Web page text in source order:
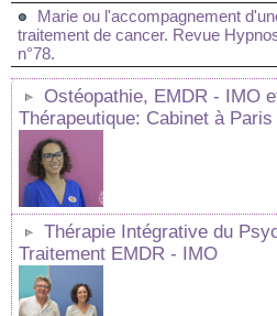
Marie ou l'accompagnement
traitement de cancer. Revue
n°78.
Ostéopathie, EMDR - IMO
Thérapeutique: Cabinet à Paris
Thérapie Intégrative du
Traitement EMDR - IMO